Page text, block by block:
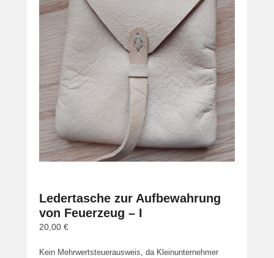
Ledertasche zur Aufbewahrung
von Feuerzeug – I
20,00 €
Kein Mehrwertsteuerausweis, da Kleinunternehmer